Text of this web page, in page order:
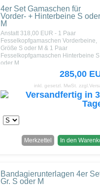
4er Set Gamaschen für
Vorder- + Hinterbeine S oder
M
Anstatt 318,00 EUR - 1 Paar
Fesselkopfgamaschen Vorderbeine,
Größe S oder M & 1 Paar
Fesselkopfgamaschen Hinterbeine S
oder M
285,00
inkl. gesetzl. MwSt.
In den
Merkzettel
Bandagierunterlagen 4er
Gr. S oder M